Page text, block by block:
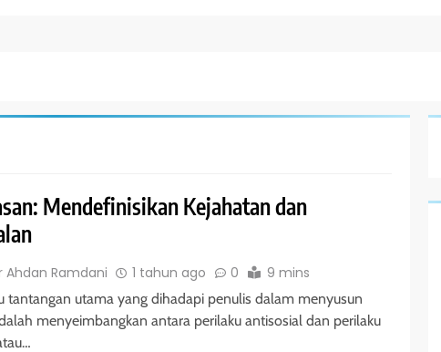
Mendefinisikan Kejahatan dan
Ahdan Ramdani 1 tahun ago 0 9 mins
tantangan utama yang dihadapi penulis dalam menyusun
menyeimbangkan antara perilaku antisosial dan perilaku